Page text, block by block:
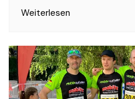
Weiterlesen